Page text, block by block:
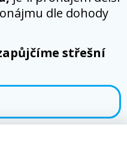
dle dohody
střešní